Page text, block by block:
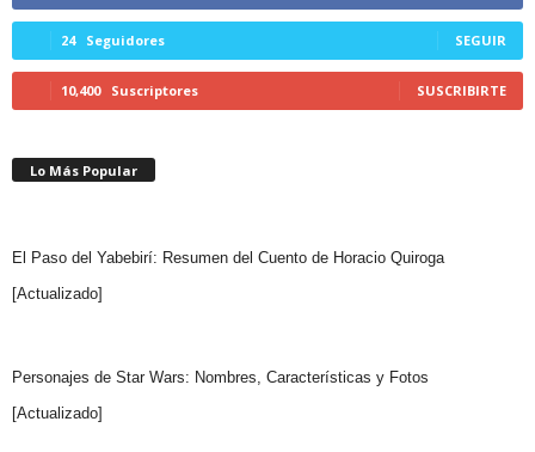
24 Seguidores SEGUIR
10,400 Suscriptores SUSCRIBIRTE
Lo Más Popular
El Paso del Yabebirí: Resumen del Cuento de Horacio Quiroga
[Actualizado]
Personajes de Star Wars: Nombres, Características y Fotos
[Actualizado]